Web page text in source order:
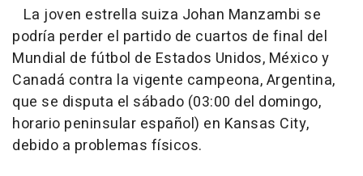
La joven estrella suiza Johan Manzambi se
podría perder el partido de cuartos de final del
Mundial de fútbol de Estados Unidos, México y
Canadá contra la vigente campeona, Argentina,
que se disputa el sábado (03:00 del domingo,
horario peninsular español) en Kansas City,
debido a problemas físicos.